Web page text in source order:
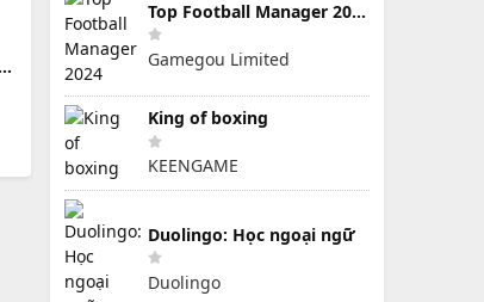
Top Football Manager 2024
Gamegou Limited
King of boxing
KEENGAME
Duolingo: Học ngoại ngữ
Duolingo